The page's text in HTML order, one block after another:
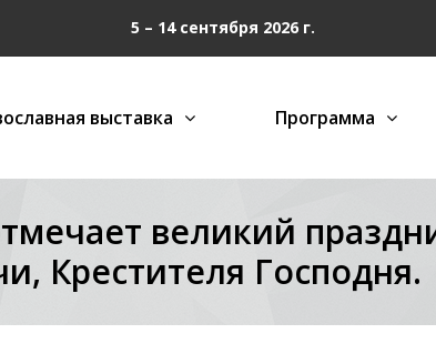
5 – 14 сентября 2026 г.
выставка Программа
великий
Крестителя Господня.